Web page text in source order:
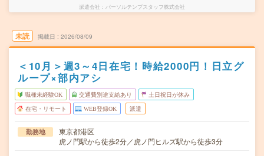
派遣会社 パーソルテンプスタッフ株式会社
未読 掲載日 2026/08/09
＜10月＞週3～4日在宅！時給2000円！日立グ
ループ×部内アシ
職種未経験OK 交通費別途支給あり 土日祝日が休み
在宅・リモート WEB登録OK 派遣
勤務地
東京都港区
虎ノ門駅から徒歩2分／虎ノ門ヒルズ駅から徒歩3分